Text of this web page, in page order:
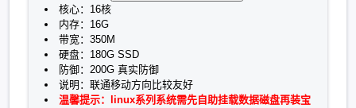
核心：16核
内存：16G
带宽：350M
硬盘：180G SSD
防御：200G 真实防御
说明：联通移动方向比较友好
温馨提示：linux系列系统需先自助挂载数据磁盘再装宝